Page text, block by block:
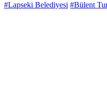
#Lapseki Belediyesi #Bülent